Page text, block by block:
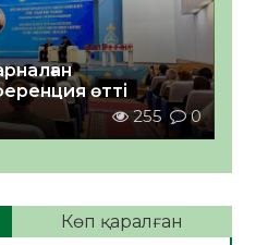
өтті
255 0
Көп қаралған